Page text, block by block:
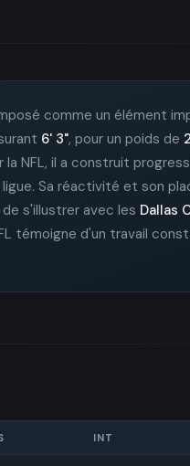
comme un élément
6' 3", pour un poids de
NFL, il a construit
Sa réactivité et son
s'illustrer avec les Dallas
témoigne d'un travail
INT